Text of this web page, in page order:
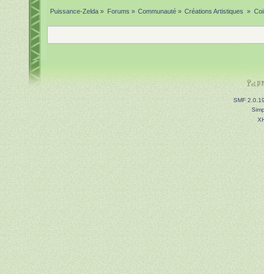
Puissance-Zelda » Forums » Communauté» Créations Artistiques »
SMF